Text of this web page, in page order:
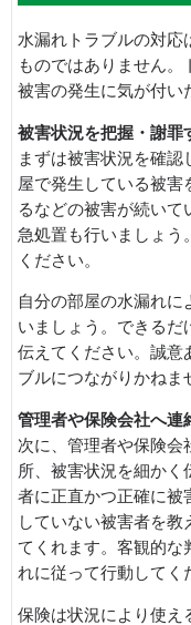
水漏れトラブルの対応
ものではありません。
被害の発生に気が付い
被害状況を把握・謝罪
まずは被害状況を確
屋で発生している被害
るなどの被害が続い
急処置も行いましょう
ください。
自分の部屋の水漏れ
いましょう。できるだ
伝えてください。誠意
ブルにつながりかねま
管理者や保険会社へ連
次に、管理者や保険会
所、被害状況を細かく
者に正直かつ正確に被
していない被害者を
てくれます。客観的な
れに従って行動してく
保険は状況により使え